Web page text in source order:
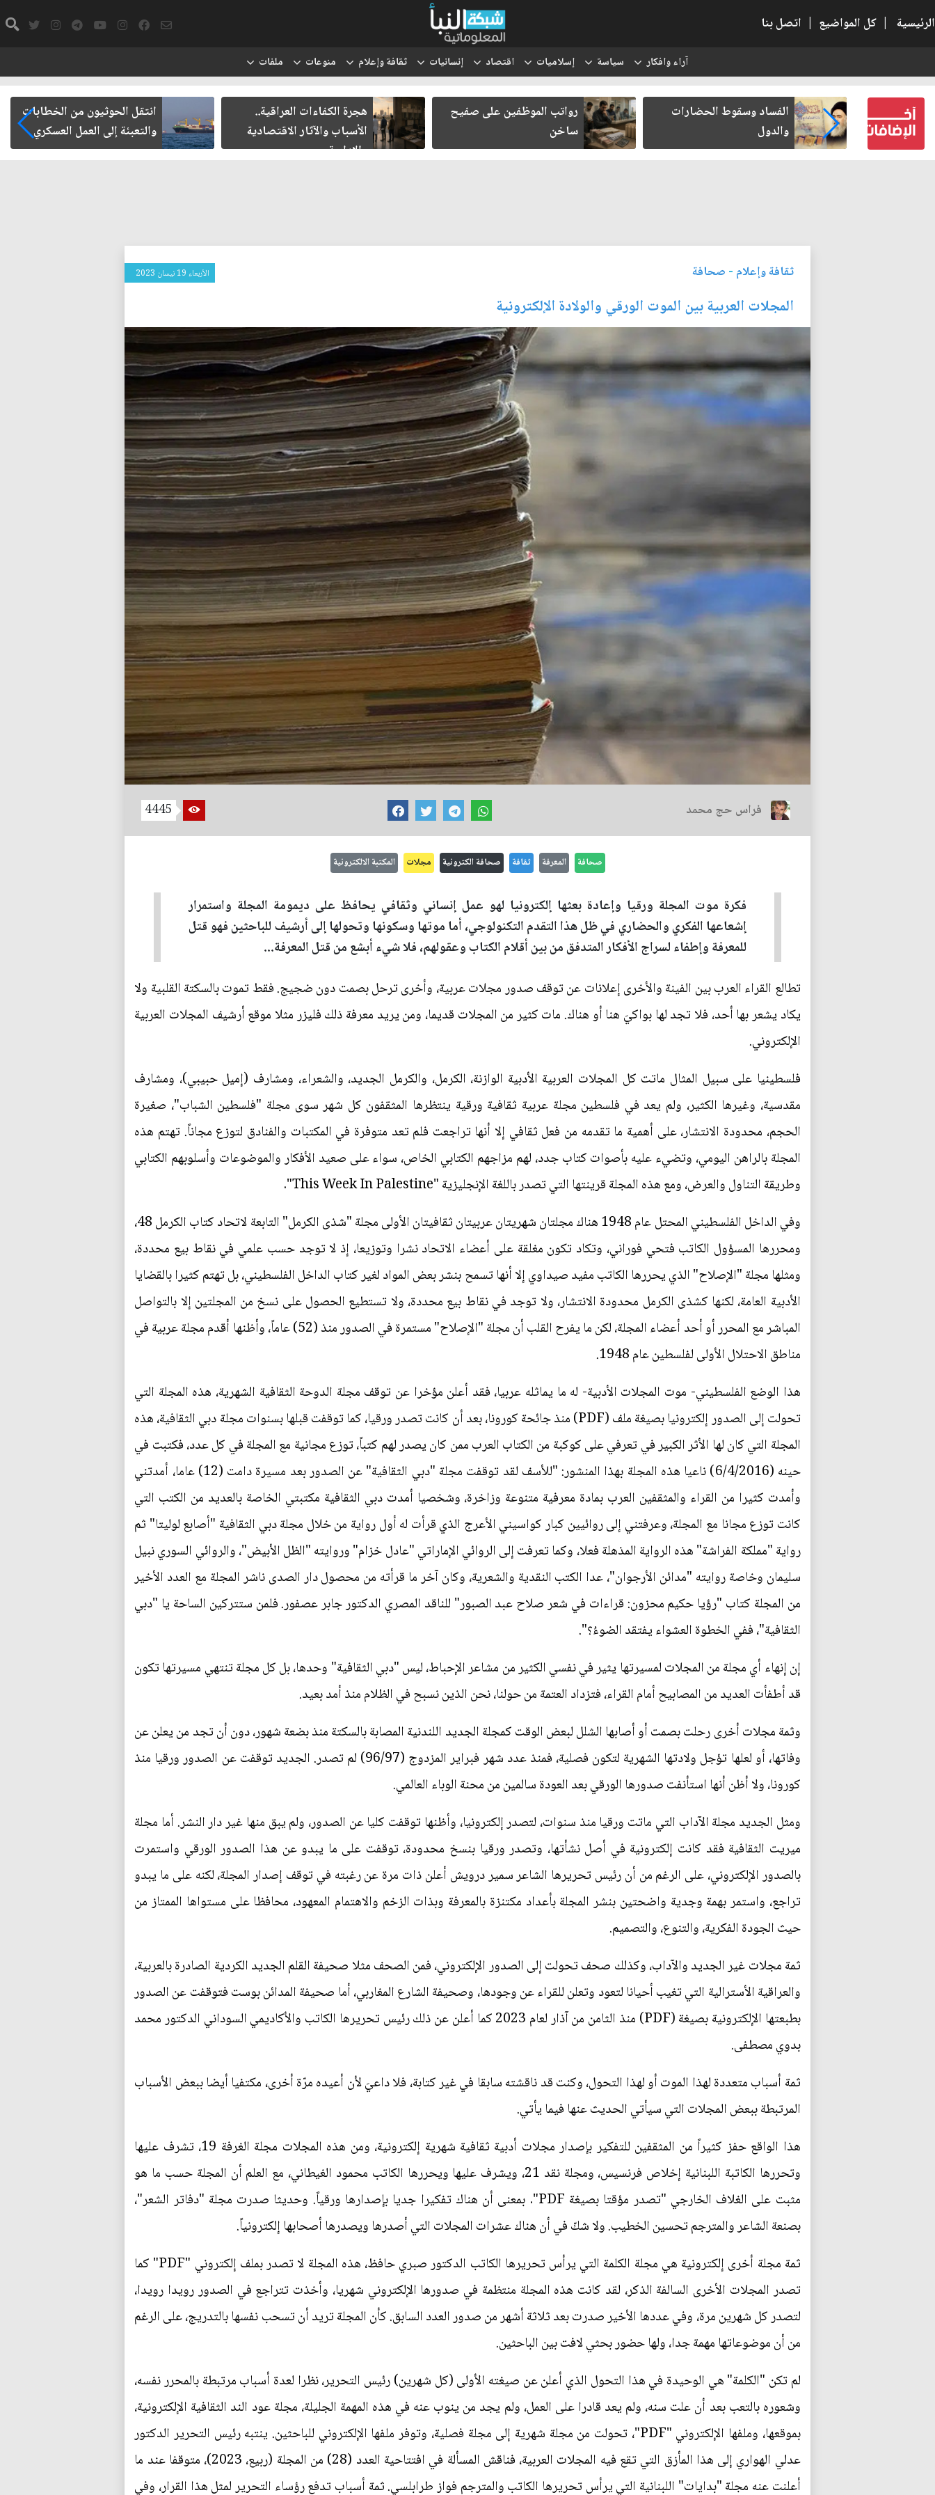
الرئيسية | كل المواضيع | اتصل بنا
آراء وافكار سياسة إسلاميات اقتصاد إنسانيات ثقافة وإعلام منوعات ملفات
كتب لنفسه
الفساد وسقوط الحضارات
والدول
رواتب الموظفين على صفيح
ساخن
هجرة الكفاءات العراقية..
الأسباب والآثار الاقتصادية
والإدارية
انتقل الحوثيون من الخطابات
والتعبئة إلى العمل العسكري
ثقافة وإعلام - صحافة الأربعاء 19 نيسان 2023
المجلات العربية بين الموت الورقي والولادة الإلكترونية
فراس حج محمد 4445
صحافة المعرفة ثقافة صحافة الكترونية مجلات المكتبة الالكترونية
فكرة موت المجلة ورقيا وإعادة بعثها إلكترونيا لهو عمل إنساني وثقافي يحافظ على ديمومة المجلة واستمرار
إشعاعها الفكري والحضاري في ظل هذا التقدم التكنولوجي، أما موتها وسكونها وتحولها إلى أرشيف للباحثين فهو قتل
للمعرفة وإطفاء لسراج الأفكار المتدفق من بين أقلام الكتاب وعقولهم، فلا شيء أبشع من قتل المعرفة...
تطالع القراء العرب بين الفينة والأخرى إعلانات عن توقف صدور مجلات عربية، وأخرى ترحل بصمت دون ضجيج. فقط تموت بالسكتة القلبية ولا
يكاد يشعر بها أحد، فلا تجد لها بواكيَ هنا أو هناك. مات كثير من المجلات قديما، ومن يريد معرفة ذلك فليزر مثلا موقع أرشيف المجلات العربية
الإلكتروني.
فلسطينيا على سبيل المثال ماتت كل المجلات العربية الأدبية الوازنة، الكرمل، والكرمل الجديد، والشعراء، ومشارف (إميل حبيبي)، ومشارف
مقدسية، وغيرها الكثير، ولم يعد في فلسطين مجلة عربية ثقافية ورقية ينتظرها المثقفون كل شهر سوى مجلة "فلسطين الشباب"، صغيرة
الحجم، محدودة الانتشار، على أهمية ما تقدمه من فعل ثقافي إلا أنها تراجعت فلم تعد متوفرة في المكتبات والفنادق لتوزع مجاناً. تهتم هذه
المجلة بالراهن اليومي، وتضيء عليه بأصوات كتاب جدد، لهم مزاجهم الكتابي الخاص، سواء على صعيد الأفكار والموضوعات وأسلوبهم الكتابي
وطريقة التناول والعرض، ومع هذه المجلة قرينتها التي تصدر باللغة الإنجليزية "This Week In Palestine".
وفي الداخل الفلسطيني المحتل عام 1948 هناك مجلتان شهريتان عربيتان ثقافيتان الأولى مجلة "شذى الكرمل" التابعة لاتحاد كتاب الكرمل 48،
ومحررها المسؤول الكاتب فتحي فوراني، وتكاد تكون مغلقة على أعضاء الاتحاد نشرا وتوزيعا، إذ لا توجد حسب علمي في نقاط بيع محددة،
ومثلها مجلة "الإصلاح" الذي يحررها الكاتب مفيد صيداوي إلا أنها تسمح بنشر بعض المواد لغير كتاب الداخل الفلسطيني، بل تهتم كثيرا بالقضايا
الأدبية العامة، لكنها كشذى الكرمل محدودة الانتشار، ولا توجد في نقاط بيع محددة، ولا تستطيع الحصول على نسخ من المجلتين إلا بالتواصل
المباشر مع المحرر أو أحد أعضاء المجلة، لكن ما يفرح القلب أن مجلة "الإصلاح" مستمرة في الصدور منذ (52) عاماً، وأظنها أقدم مجلة عربية في
مناطق الاحتلال الأولى لفلسطين عام 1948.
هذا الوضع الفلسطيني- موت المجلات الأدبية- له ما يماثله عربيا، فقد أعلن مؤخرا عن توقف مجلة الدوحة الثقافية الشهرية، هذه المجلة التي
تحولت إلى الصدور إلكترونيا بصيغة ملف (PDF) منذ جائحة كورونا، بعد أن كانت تصدر ورقيا، كما توقفت قبلها بسنوات مجلة دبي الثقافية، هذه
المجلة التي كان لها الأثر الكبير في تعرفي على كوكبة من الكتاب العرب ممن كان يصدر لهم كتباً، توزع مجانية مع المجلة في كل عدد، فكتبت في
حينه (6/4/2016) ناعيا هذه المجلة بهذا المنشور: "للأسف لقد توقفت مجلة "دبي الثقافية" عن الصدور بعد مسيرة دامت (12) عاما، أمدتني
وأمدت كثيرا من القراء والمثقفين العرب بمادة معرفية متنوعة وزاخرة، وشخصيا أمدت دبي الثقافية مكتبتي الخاصة بالعديد من الكتب التي
كانت توزع مجانا مع المجلة، وعرفتني إلى روائيين كبار كواسيني الأعرج الذي قرأت له أول رواية من خلال مجلة دبي الثقافية "أصابع لوليتا" ثم
رواية "مملكة الفراشة" هذه الرواية المذهلة فعلا، وكما تعرفت إلى الروائي الإماراتي "عادل خزام" وروايته "الظل الأبيض"، والروائي السوري نبيل
سليمان وخاصة روايته "مدائن الأرجوان"، عدا الكتب النقدية والشعرية، وكان آخر ما قرأته من محصول دار الصدى ناشر المجلة مع العدد الأخير
من المجلة كتاب "رؤيا حكيم محزون: قراءات في شعر صلاح عبد الصبور" للناقد المصري الدكتور جابر عصفور. فلمن ستتركين الساحة يا "دبي
الثقافية"، ففي الخطوة العشواء يفتقد الضوءُ؟".
إن إنهاء أي مجلة من المجلات لمسيرتها يثير في نفسي الكثير من مشاعر الإحباط، ليس "دبي الثقافية" وحدها، بل كل مجلة تنتهي مسيرتها تكون
قد أطفأت العديد من المصابيح أمام القراء، فتزداد العتمة من حولنا، نحن الذين نسبح في الظلام منذ أمد بعيد.
وثمة مجلات أخرى رحلت بصمت أو أصابها الشلل لبعض الوقت كمجلة الجديد اللندنية المصابة بالسكتة منذ بضعة شهور، دون أن تجد من يعلن عن
وفاتها، أو لعلها تؤجل ولادتها الشهرية لتكون فصلية، فمنذ عدد شهر فبراير المزدوج (96/97) لم تصدر. الجديد توقفت عن الصدور ورقيا منذ
كورونا، ولا أظن أنها استأنفت صدورها الورقي بعد العودة سالمين من محنة الوباء العالمي.
ومثل الجديد مجلة الآداب التي ماتت ورقيا منذ سنوات، لتصدر إلكترونيا، وأظنها توقفت كليا عن الصدور، ولم يبق منها غير دار النشر. أما مجلة
ميريت الثقافية فقد كانت إلكترونية في أصل نشأتها، وتصدر ورقيا بنسخ محدودة، توقفت على ما يبدو عن هذا الصدور الورقي واستمرت
بالصدور الإلكتروني، على الرغم من أن رئيس تحريرها الشاعر سمير درويش أعلن ذات مرة عن رغبته في توقف إصدار المجلة، لكنه على ما يبدو
تراجع، واستمر بهمة وجدية واضحتين بنشر المجلة بأعداد مكتنزة بالمعرفة وبذات الزخم والاهتمام المعهود، محافظا على مستواها الممتاز من
حيث الجودة الفكرية، والتنوع، والتصميم.
ثمة مجلات غير الجديد والآداب، وكذلك صحف تحولت إلى الصدور الإلكتروني، فمن الصحف مثلا صحيفة القلم الجديد الكردية الصادرة بالعربية،
والعراقية الأسترالية التي تغيب أحيانا لتعود وتعلن للقراء عن وجودها، وصحيفة الشارع المغاربي، أما صحيفة المدائن بوست فتوقفت عن الصدور
بطبعتها الإلكترونية بصيغة (PDF) منذ الثامن من آذار لعام 2023 كما أعلن عن ذلك رئيس تحريرها الكاتب والأكاديمي السوداني الدكتور محمد
بدوي مصطفى.
ثمة أسباب متعددة لهذا الموت أو لهذا التحول، وكنت قد ناقشته سابقا في غير كتابة، فلا داعيَ لأن أعيده مرّة أخرى، مكتفيا أيضا ببعض الأسباب
المرتبطة ببعض المجلات التي سيأتي الحديث عنها فيما يأتي.
هذا الواقع حفز كثيراً من المثقفين للتفكير بإصدار مجلات أدبية ثقافية شهرية إلكترونية، ومن هذه المجلات مجلة الغرفة 19، تشرف عليها
وتحررها الكاتبة اللبنانية إخلاص فرنسيس، ومجلة نقد 21، ويشرف عليها ويحررها الكاتب محمود الغيطاني، مع العلم أن المجلة حسب ما هو
مثبت على الغلاف الخارجي "تصدر مؤقتا بصيغة PDF". بمعنى أن هناك تفكيرا جديا بإصدارها ورقياً. وحديثا صدرت مجلة "دفاتر الشعر"،
بصنعة الشاعر والمترجم تحسين الخطيب. ولا شكّ في أن هناك عشرات المجلات التي أصدرها ويصدرها أصحابها إلكترونياً.
ثمة مجلة أخرى إلكترونية هي مجلة الكلمة التي يرأس تحريرها الكاتب الدكتور صبري حافظ، هذه المجلة لا تصدر بملف إلكتروني "PDF" كما
تصدر المجلات الأخرى السالفة الذكر، لقد كانت هذه المجلة منتظمة في صدورها الإلكتروني شهريا، وأخذت تتراجع في الصدور رويدا رويدا،
لتصدر كل شهرين مرة، وفي عددها الأخير صدرت بعد ثلاثة أشهر من صدور العدد السابق. كأن المجلة تريد أن تسحب نفسها بالتدريج، على الرغم
من أن موضوعاتها مهمة جدا، ولها حضور بحثي لافت بين الباحثين.
لم تكن "الكلمة" هي الوحيدة في هذا التحول الذي أعلن عن صيغته الأولى (كل شهرين) رئيس التحرير، نظرا لعدة أسباب مرتبطة بالمحرر نفسه،
وشعوره بالتعب بعد أن علت سنه، ولم يعد قادرا على العمل، ولم يجد من ينوب عنه في هذه المهمة الجليلة، مجلة عود الند الثقافية الإلكترونية،
بموقعها، وملفها الإلكتروني "PDF"، تحولت من مجلة شهرية إلى مجلة فصلية، وتوفر ملفها الإلكتروني للباحثين. ينتبه رئيس التحرير الدكتور
عدلي الهواري إلى هذا المأزق التي تقع فيه المجلات العربية، فناقش المسألة في افتتاحية العدد (28) من المجلة (ربيع، 2023)، متوقفا عند ما
أعلنت عنه مجلة "بدايات" اللبنانية التي يرأس تحريرها الكاتب والمترجم فواز طرابلسي. ثمة أسباب تدفع رؤساء التحرير لمثل هذا القرار، وفي